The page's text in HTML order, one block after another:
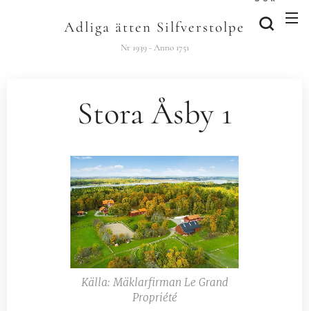
Adliga ätten Silfverstolpe
Nr 1939 - Anno 1751
Stora Åsby 1
Källa: Mäklarfirman Le Grand
Propriété